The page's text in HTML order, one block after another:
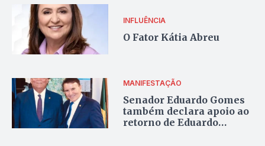
INFLUÊNCIA
O Fator Kátia Abreu
MANIFESTAÇÃO
Senador Eduardo Gomes
também declara apoio ao
retorno de Eduardo